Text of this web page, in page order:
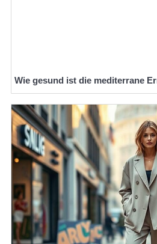
Wie gesund ist die mediterrane